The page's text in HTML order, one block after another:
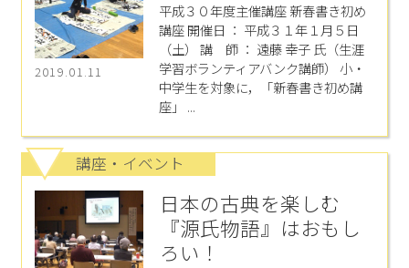
2019.01.11
平成３０年度主催講座 新春書き初め
講座 開催日 ： 平成３１年１月５日
（土） 講 師 ： 遠藤 幸子 氏（生涯
学習ボランティアバンク講師） 小・
中学生を対象に，「新春書き初め講
座」 ...
講座・イベント
日本の古典を楽しむ
『源氏物語』はおもし
ろい！